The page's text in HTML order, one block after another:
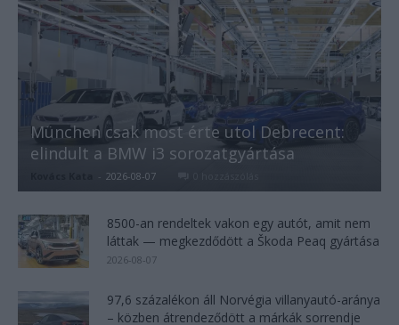
München csak most érte utol Debrecent:
elindult a BMW i3 sorozatgyártása
- 2026-08-07
8500-an rendeltek vakon egy autót, amit nem
láttak — megkezdődött a Škoda Peaq gyártása
2026-08-07
97,6 százalékon áll Norvégia villanyautó-aránya
– közben átrendeződött a márkák sorrendje